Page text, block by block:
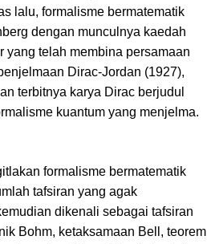
lalu, formalisme bermatematik
dengan munculnya kaedah
yang telah membina persamaan
Dirac-Jordan (1927),
terbitnya karya Dirac berjudul
kuantum yang menjelma.
formalisme bermatematik
tafsiran yang agak
dikenali sebagai tafsiran
Bohm, ketaksamaan Bell, teorem